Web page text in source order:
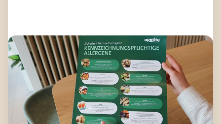
Sicherheit für Ihre Tischgäste
Allergenkennzeichnung
Sie wissen nicht welche Allergene auf dem
Speiseplan gekennzeichnet werden müssen?
Hier erhalten Sie Hilfestellung beim Thema
Allergenkennzeichnung.